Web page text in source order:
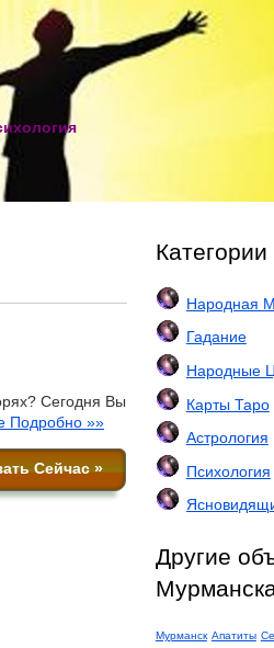
Сегодня Вы
Подробно »»
Сейчас »
Категории
Народная
Гадание
Народные
Карты Таро
Астрология
Психология
Другие
Мурманск Апатиты